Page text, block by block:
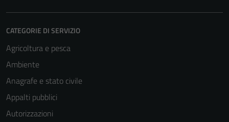
CATEGORIE DI SERVIZIO
Agricoltura e pesca
Ambiente
Anagrafe e stato civile
Appalti pubblici
Autorizzazioni